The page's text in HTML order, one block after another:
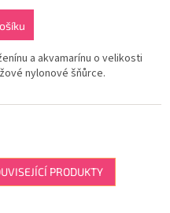
a akvamarínu o velikosti
nylonové šňůrce.
PRODUKTY